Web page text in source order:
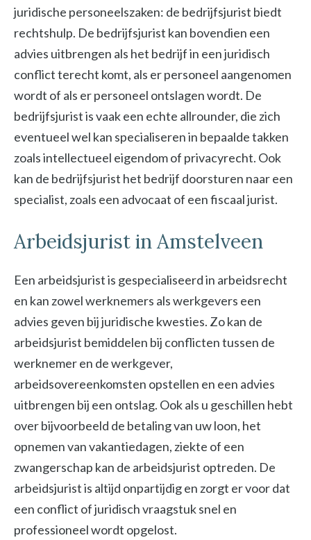
juridische personeelszaken: de bedrijfsjurist biedt
rechtshulp. De bedrijfsjurist kan bovendien een
advies uitbrengen als het bedrijf in een juridisch
conflict terecht komt, als er personeel aangenomen
wordt of als er personeel ontslagen wordt. De
bedrijfsjurist is vaak een echte allrounder, die zich
eventueel wel kan specialiseren in bepaalde takken
zoals intellectueel eigendom of privacyrecht. Ook
kan de bedrijfsjurist het bedrijf doorsturen naar een
specialist, zoals een advocaat of een fiscaal jurist.
Arbeidsjurist in Amstelveen
Een arbeidsjurist is gespecialiseerd in arbeidsrecht
en kan zowel werknemers als werkgevers een
advies geven bij juridische kwesties. Zo kan de
arbeidsjurist bemiddelen bij conflicten tussen de
werknemer en de werkgever,
arbeidsovereenkomsten opstellen en een advies
uitbrengen bij een ontslag. Ook als u geschillen hebt
over bijvoorbeeld de betaling van uw loon, het
opnemen van vakantiedagen, ziekte of een
zwangerschap kan de arbeidsjurist optreden. De
arbeidsjurist is altijd onpartijdig en zorgt er voor dat
een conflict of juridisch vraagstuk snel en
professioneel wordt opgelost.